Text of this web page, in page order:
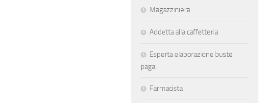
Magazziniera
Addetta alla caffetteria
Esperta elaborazione buste
paga
Farmacista